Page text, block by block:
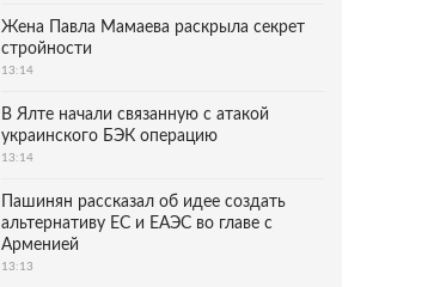
Жена Павла Мамаева раскрыла секрет
стройности
13:14
В Ялте начали связанную с атакой
украинского БЭК операцию
13:14
Пашинян рассказал об идее создать
альтернативу ЕС и ЕАЭС во главе с
Арменией
13:13